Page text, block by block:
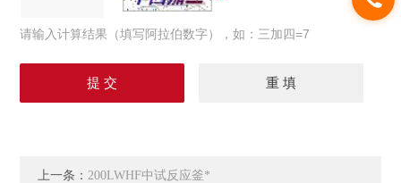
请输入计算结果（填写阿拉伯数字），如：三加四=7
上一条： 200LWHF中试反应釜*